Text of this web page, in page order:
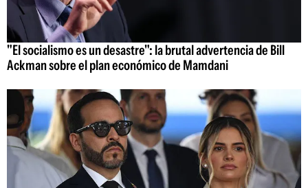
"El socialismo es un desastre": la brutal advertencia de Bill
Ackman sobre el plan económico de Mamdani